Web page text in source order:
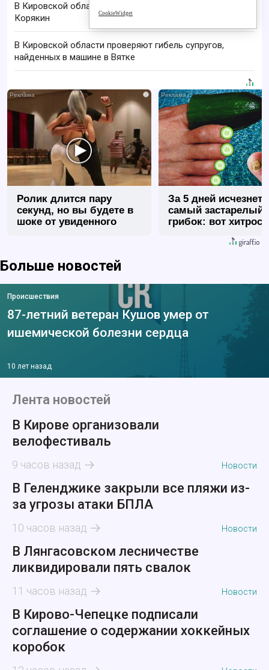
В Кировской области пропал 68-летний Анатолий
Корякин
В Кировской области проверяют гибель супругов,
найденных в машине в Вятке
i
Ролик длится пару
секунд, но вы будете в
шоке от увиденного
За 5 дней исчезнет
самый застарелый
грибок: вот
Больше новостей
Происшествия
87-летний ветеран Кушов умер от
ишемической болезни сердца
10 лет назад
Лента новостей
В Кирове организовали
велофестиваль
9 часов назад Новости
В Геленджике закрыли все пляжи из-
за угрозы атаки БПЛА
10 часов назад Новости
В Лянгасовском лесничестве
ликвидировали пять свалок
11 часов назад Новости
В Кирово-Чепецке подписали
соглашение о содержании хоккейных
коробок
CookieWidget